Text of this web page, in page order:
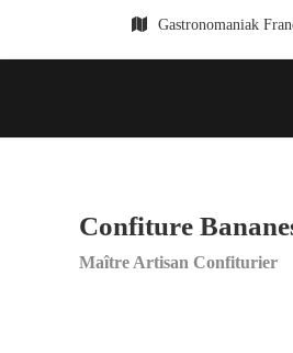
Gastronomaniak
Confiture
Maître Artisan Confiturier